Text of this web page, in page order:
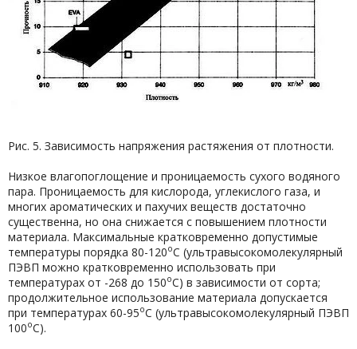
Рис. 5. Зависимость напряжения растяжения от плотности.
Низкое влагопоглощение и проницаемость сухого водяного
пара. Проницаемость для кислорода, углекислого газа, и
многих ароматических и пахучих веществ достаточно
существенна, но она снижается с повышением плотности
материала. Максимальные кратковременно допустимые
температуры порядка 80-120оС (ультравысокомолекулярный
ПЭВП можно кратковременно использовать при
температурах от -268 до 150оС) в зависимости от сорта;
продолжительное использование материала допускается
при температурах 60-95оС (ультравысокомолекулярный ПЭВП
100оС).